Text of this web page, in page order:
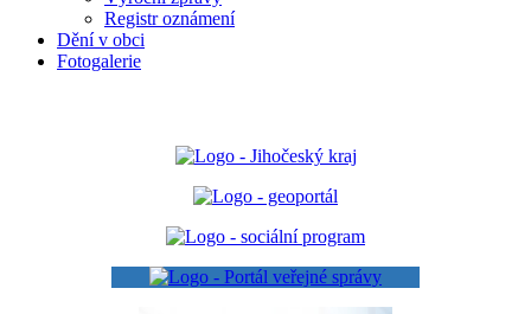
Registr oznámení
Dění v obci
Fotogalerie